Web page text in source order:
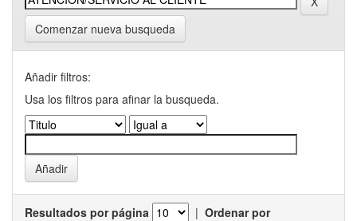
Comenzar nueva busqueda
Añadir filtros:
Usa los filtros para afinar la busqueda.
Resultados por página | Ordenar por